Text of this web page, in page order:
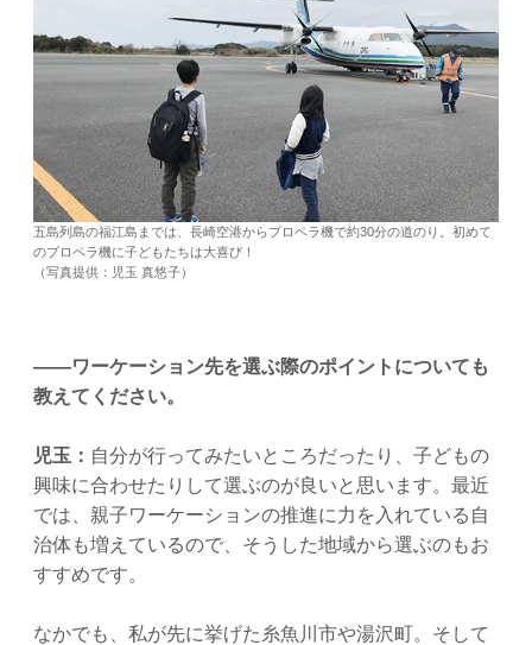
五島列島の福江島までは、長崎空港からプロペラ機で約30分の道のり。初めて
のプロペラ機に子どもたちは大喜び！
（写真提供：児玉 真悠子）
――ワーケーション先を選ぶ際のポイントについても
教えてください。
児玉： 自分が行ってみたいところだったり、子どもの
興味に合わせたりして選ぶのが良いと思います。最近
では、親子ワーケーションの推進に力を入れている自
治体も増えているので、そうした地域から選ぶのもお
すすめです。
なかでも、私が先に挙げた糸魚川市や湯沢町。そして